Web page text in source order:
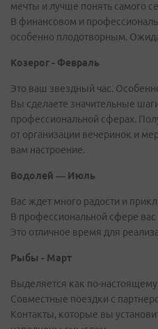
мечты и лучше понять самого
В финансовом и
особенно плодотворным.
Козерог - Февраль
Это ваш звездный час.
Вы сделаете значительные
профессиональной сферах.
от организации вечеринок и
вам настроение.
Водолей — Июль
Вас ждет много радости и
В профессиональной сфере
Это отличное время для
Рыбы - Март
Выделяется как по-
Совместные поездки с
Контакты, которые вы